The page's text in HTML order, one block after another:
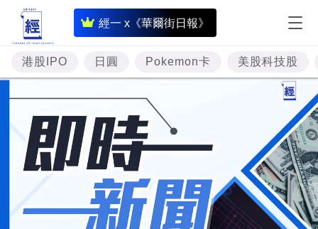
經一 x《華爾街日報》
即
時
財
經
專
題
投
資
樓
市
港股IPO 日圓 Pokemon卡 美股科技股